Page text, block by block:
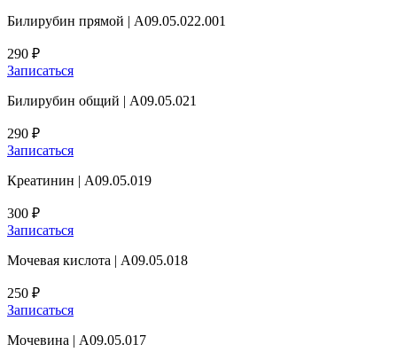
Билирубин прямой | А09.05.022.001
290 ₽
Записаться
Билирубин общий | А09.05.021
290 ₽
Записаться
Креатинин | А09.05.019
300 ₽
Записаться
Мочевая кислота | А09.05.018
250 ₽
Записаться
Мочевина | А09.05.017